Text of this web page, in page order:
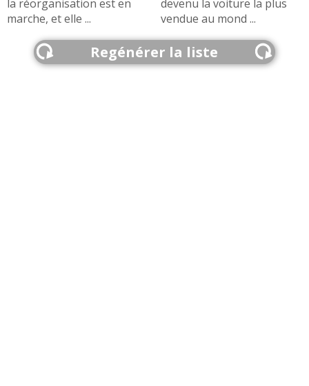
la réorganisation est en
marche, et elle ...
devenu la voiture la plus
vendue au mond ...
Regénérer la liste